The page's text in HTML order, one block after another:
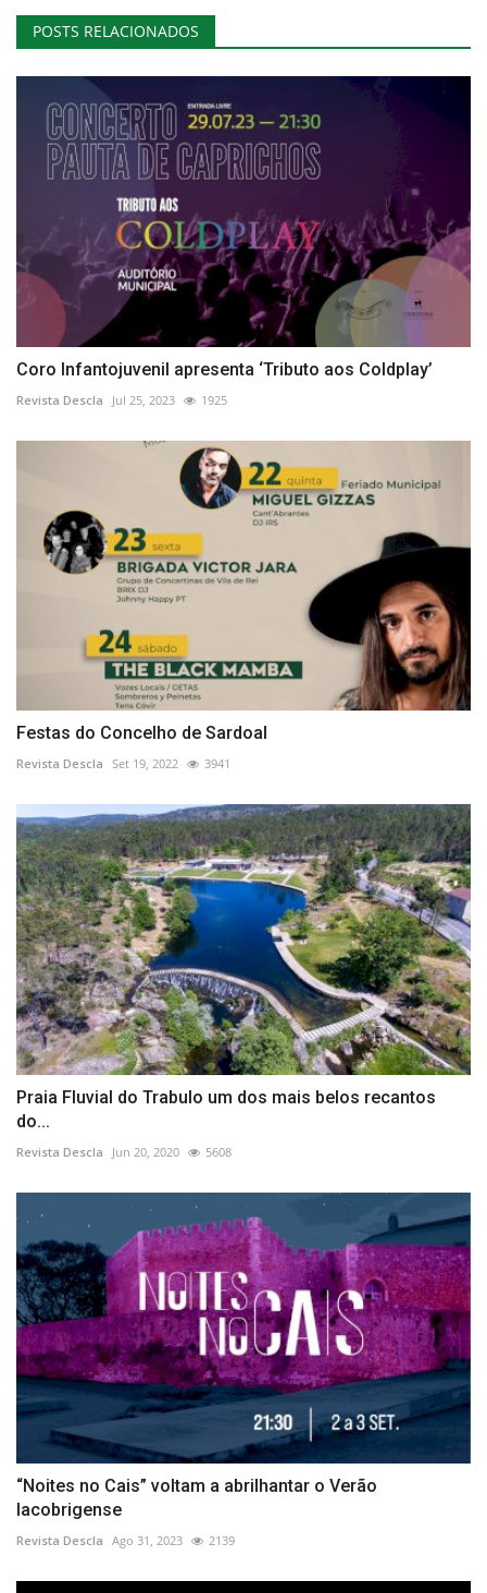
POSTS RELACIONADOS
Coro Infantojuvenil apresenta ‘Tributo aos Coldplay’
Revista Descla Jul 25, 2023 1925
Festas do Concelho de Sardoal
Revista Descla Set 19, 2022 3941
Praia Fluvial do Trabulo um dos mais belos recantos
do...
Revista Descla Jun 20, 2020 5608
“Noites no Cais” voltam a abrilhantar o Verão
lacobrigense
Revista Descla Ago 31, 2023 2139